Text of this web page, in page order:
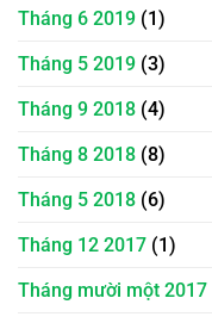
Tháng 6 2019 (1)
Tháng 5 2019 (3)
Tháng 9 2018 (4)
Tháng 8 2018 (8)
Tháng 5 2018 (6)
Tháng 12 2017 (1)
Tháng mười một 2017